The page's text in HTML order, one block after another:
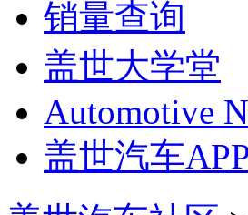
销量查询
盖世大学堂
Automotive
盖世汽车